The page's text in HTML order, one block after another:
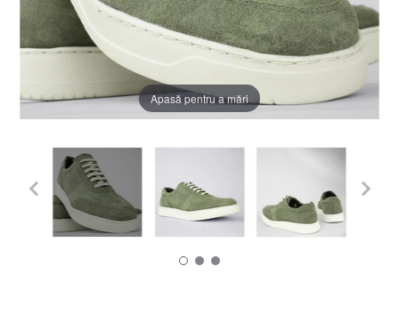
Apasă pentru a mări